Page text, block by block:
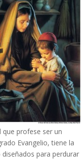
profese ser un
Evangelio, tiene la
para perdurar